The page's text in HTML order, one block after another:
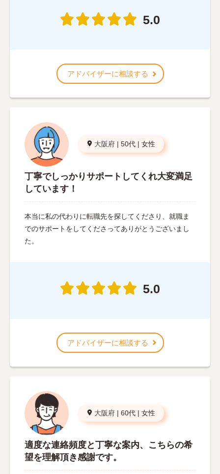
5.0
アドバイザーに相談する
大阪府 | 50代 | 女性
丁寧でしっかりサポートしてくれ大変満足
しています！
本当に私の代わりに転職先を探してくださり、就職ま
でのサポートをしてくださってありがとうございまし
た。
5.0
アドバイザーに相談する
大阪府 | 60代 | 女性
適度な連絡頻度と丁寧な案内、こちらの希
望を理解頂き感謝です。